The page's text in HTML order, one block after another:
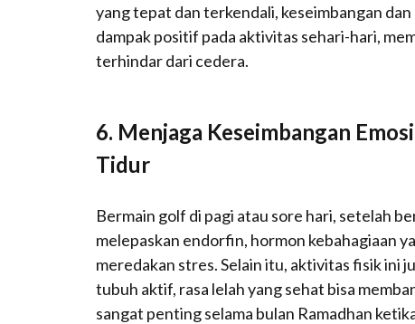
yang tepat dan terkendali, keseimbangan
dampak positif pada aktivitas sehari-hari,
terhindar dari cedera.
6. Menjaga Keseimbangan
Tidur
Bermain golf di pagi atau sore hari, setelah
melepaskan endorfin, hormon kebahagiaan
meredakan stres. Selain itu, aktivitas fisik ini
tubuh aktif, rasa lelah yang sehat bisa
sangat penting selama bulan Ramadhan